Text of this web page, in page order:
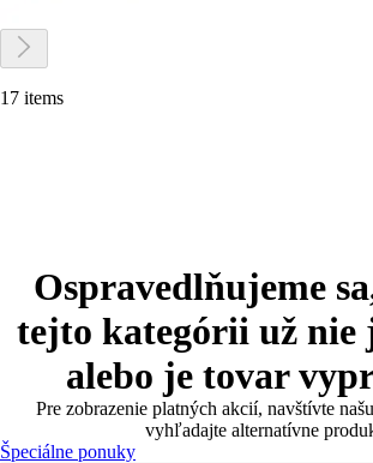
17 items
Ospravedlňujeme
tejto kategórii už nie
alebo je tovar
Pre zobrazenie platných akcií, navštívte
vyhľadajte alternatívne
Špeciálne ponuky